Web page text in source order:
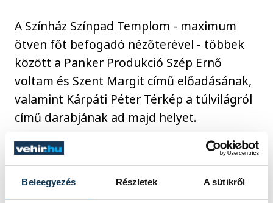
Beleegyezés Részletek A sütikről
A Színház Színpad Templom - maximum
ötven főt befogadó nézőterével - többek
között a Panker Produkció Szép Ernő
voltam és Szent Margit című előadásának,
valamint Kárpáti Péter Térkép a túlvilágról
című darabjának ad majd helyet.
A Harcsa Veronika Udvar x MOME
helyszínen Szirtes Edina Mókus és Nagy
János Yancha, a Söndörgő: Gyezz műsora,